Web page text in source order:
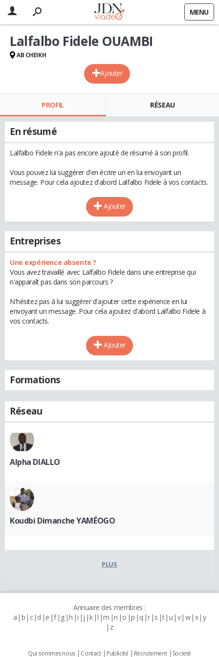
MENU
Ajouter
Lalfalbo Fidele OUAMBI
AB CHEIKH
PROFIL RÉSEAU
En résumé
Lalfalbo Fidele n'a pas encore ajouté de résumé à son profil.
Vous pouvez lui suggérer d'en écrire un en lui envoyant un
message. Pour cela ajoutez d'abord Lalfalbo Fidele à vos contacts.
Ajouter
Entreprises
Une expérience absente ?
Vous avez travaillé avec Lalfalbo Fidele dans une entreprise qui
n'apparaît pas dans son parcours ?
N'hésitez pas à lui suggérer d'ajouter cette expérience en lui
envoyant un message. Pour cela ajoutez d'abord Lalfalbo Fidele à
vos contacts.
Ajouter
Formations
Réseau
Alpha DIALLO
Koudbi Dimanche YAMÉOGO
PLUS
Annuaire des membres :
a b c d e f g h i j k l m n o p q r s t u v w x y
z
Qui sommes nous Contact Publicité Recrutement Societé